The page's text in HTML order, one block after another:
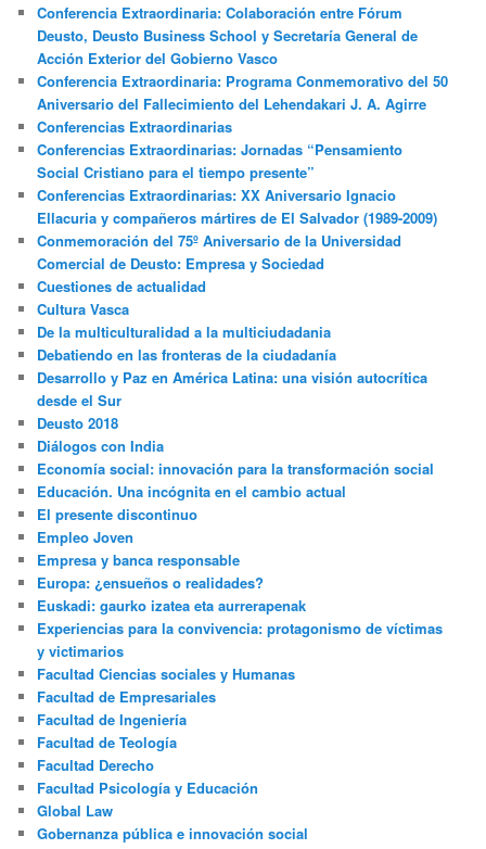
Conferencia Extraordinaria: Colaboración entre Fórum
Deusto, Deusto Business School y Secretaría General de
Acción Exterior del Gobierno Vasco
Conferencia Extraordinaria: Programa Conmemorativo del 50
Aniversario del Fallecimiento del Lehendakari J. A. Agirre
Conferencias Extraordinarias
Conferencias Extraordinarias: Jornadas “Pensamiento
Social Cristiano para el tiempo presente”
Conferencias Extraordinarias: XX Aniversario Ignacio
Ellacuria y compañeros mártires de El Salvador (1989-2009)
Conmemoración del 75º Aniversario de la Universidad
Comercial de Deusto: Empresa y Sociedad
Cuestiones de actualidad
Cultura Vasca
De la multiculturalidad a la multiciudadania
Debatiendo en las fronteras de la ciudadanía
Desarrollo y Paz en América Latina: una visión autocrítica
desde el Sur
Deusto 2018
Diálogos con India
Economía social: innovación para la transformación social
Educación. Una incógnita en el cambio actual
El presente discontinuo
Empleo Joven
Empresa y banca responsable
Europa: ¿ensueños o realidades?
Euskadi: gaurko izatea eta aurrerapenak
Experiencias para la convivencia: protagonismo de víctimas
y victimarios
Facultad Ciencias sociales y Humanas
Facultad de Empresariales
Facultad de Ingeniería
Facultad de Teología
Facultad Derecho
Facultad Psicología y Educación
Global Law
Gobernanza pública e innovación social